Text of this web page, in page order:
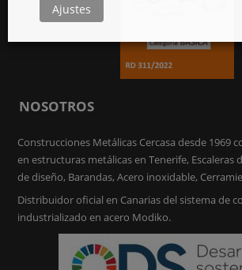
NOSOTROS
Construcciones Metálicas Cercasa desde 1969
en estructuras metálicas en Tenerife, Escaleras
de diseño, Barandas, Acero inoxidable,
Distribuidor oficial en Canarias del sistema de
industrializado en acero Modiko.
Ajustes